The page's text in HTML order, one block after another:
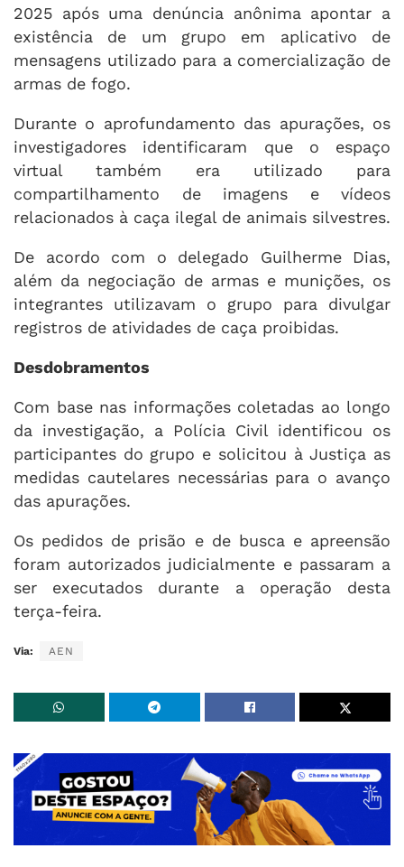
2025 após uma denúncia anônima apontar a
existência de um grupo em aplicativo de
mensagens utilizado para a comercialização de
armas de fogo.
Durante o aprofundamento das apurações, os
investigadores identificaram que o espaço
virtual também era utilizado para
compartilhamento de imagens e vídeos
relacionados à caça ilegal de animais silvestres.
De acordo com o delegado Guilherme Dias,
além da negociação de armas e munições, os
integrantes utilizavam o grupo para divulgar
registros de atividades de caça proibidas.
Desdobramentos
Com base nas informações coletadas ao longo
da investigação, a Polícia Civil identificou os
participantes do grupo e solicitou à Justiça as
medidas cautelares necessárias para o avanço
das apurações.
Os pedidos de prisão e de busca e apreensão
foram autorizados judicialmente e passaram a
ser executados durante a operação desta
terça-feira.
Via: AEN